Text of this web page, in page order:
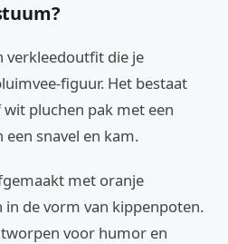
verkleedoutfit die je
figuur. Het bestaat
pluchen pak met een
snavel en kam.
met oranje
de vorm van kippenpoten.
voor humor en